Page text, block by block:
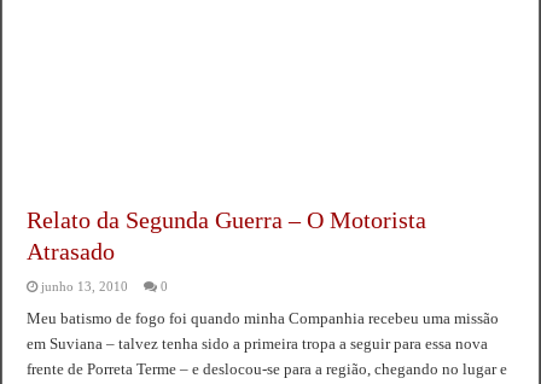
Relato da Segunda Guerra – O Motorista
Atrasado
junho 13, 2010 0
Meu batismo de fogo foi quando minha Companhia recebeu uma missão
em Suviana – talvez tenha sido a primeira tropa a seguir para essa nova
frente de Porreta Terme – e deslocou-se para a região, chegando no lugar e